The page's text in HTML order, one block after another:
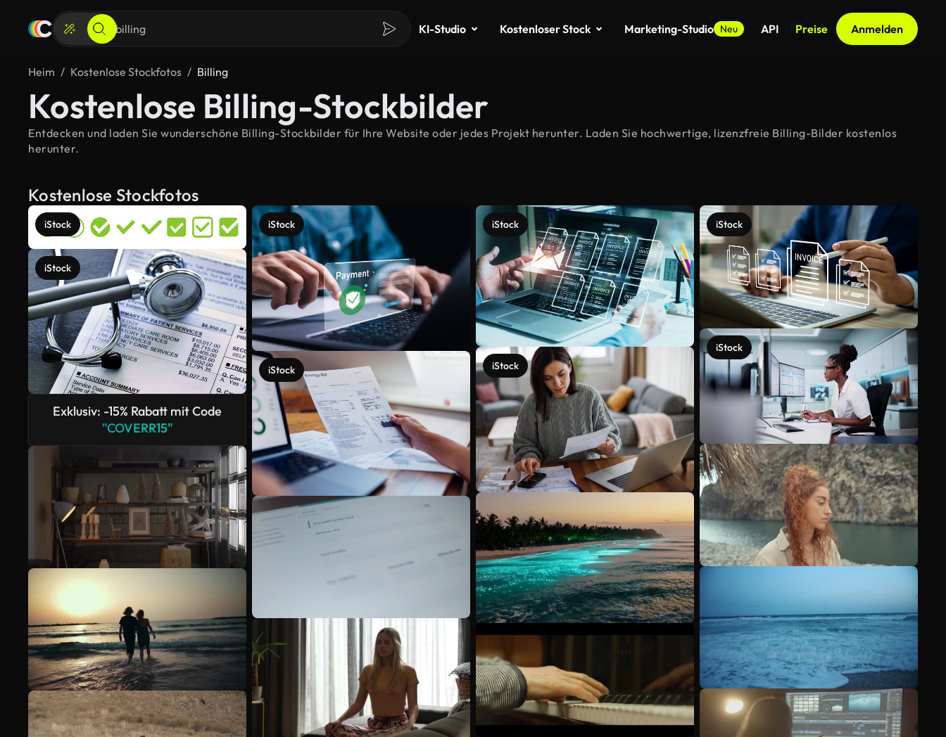
KI-Studio Kostenloser Stock Marketing-Studio Neu API Preise Anmelden
Heim Kostenlose Stockfotos Billing
Kostenlose Billing-Stockbilder
Entdecken und laden Sie wunderschöne Billing-Stockbilder für Ihre Website oder jedes Projekt herunter. Laden Sie hochwertige, lizenzfreie Billing-Bilder kostenlos
herunter.
Kostenlose Stockfotos
iStock
iStock
Exklusiv: -15% Rabatt mit Code
"COVERR15"
iStock
iStock
iStock
iStock
iStock
iStock
Mehr anzeigen